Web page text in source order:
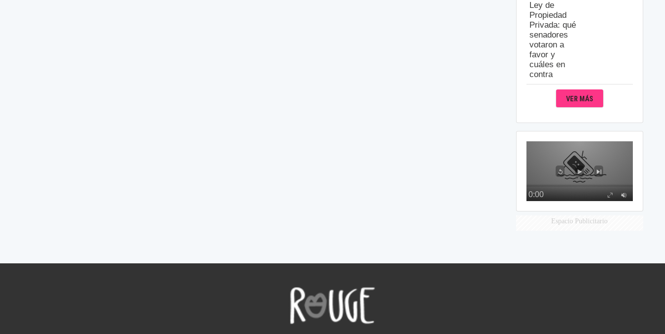
Ley de
Propiedad
Privada: qué
senadores
votaron a
favor y
cuáles en
contra
VER MÁS
Espacio Publicitario